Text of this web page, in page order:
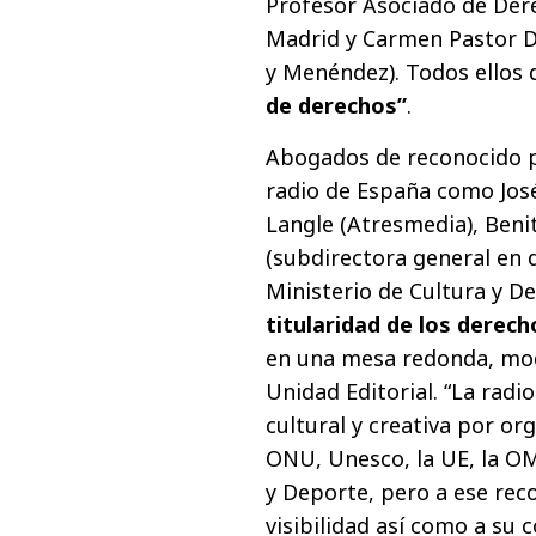
Madrid y Carmen Pastor
y Menéndez). Todos
de derechos”.
Abogados de reconocido
radio de España como
Langle (Atresmedia),
(subdirectora general en
Ministerio de Cultura y
titularidad de los
en una mesa redonda,
Unidad Editorial. “La
cultural y creativa por
ONU, Unesco, la UE, la
y Deporte, pero a ese
visibilidad así como a su